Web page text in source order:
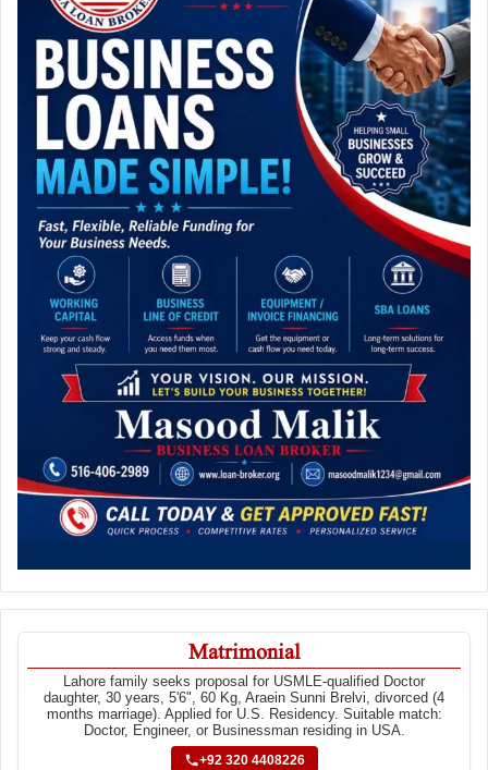
Matrimonial
Lahore family seeks proposal for USMLE-qualified Doctor
daughter, 30 years, 5'6", 60 Kg, Araein Sunni Brelvi, divorced (4
months marriage). Applied for U.S. Residency. Suitable match:
Doctor, Engineer, or Businessman residing in USA.
+92 320 4408226